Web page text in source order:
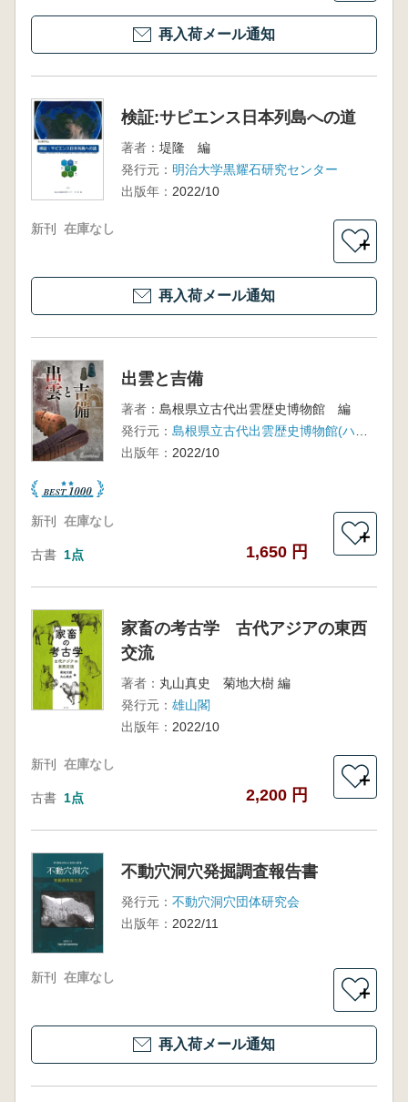
再入荷メール通知
検証:サピエンス日本列島への道
著者： 堤隆 編
発行元： 明治大学黒耀石研究センター
出版年： 2022/10
新刊 在庫なし
＋
再入荷メール通知
出雲と吉備
著者： 島根県立古代出雲歴史博物館 編
発行元：
出版年： 2022/10
新刊 在庫なし
古書 1点 1,650 円
＋
家畜の考古学 古代アジアの東西
交流
著者： 丸山真史 菊地大樹 編
発行元： 雄山閣
出版年： 2022/10
新刊 在庫なし
古書 1点 2,200 円
＋
不動穴洞穴発掘調査報告書
発行元： 不動穴洞穴団体研究会
出版年： 2022/11
新刊 在庫なし
＋
再入荷メール通知